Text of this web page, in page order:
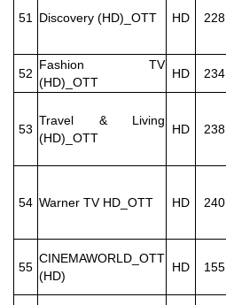
51 Discovery (HD)_OTT HD 228
52
Fashion TV
(HD)_OTT
HD 234
53
Travel & Living
(HD)_OTT
HD 238
54 Warner TV HD_OTT HD 240
55
CINEMAWORLD_OTT
(HD)
HD 155